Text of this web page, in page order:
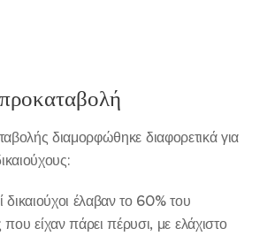
διαμορφώθηκε διαφορετικά για
δικαιούχοι έλαβαν το 60% του
που είχαν πάρει πέρυσι, με ελάχιστο